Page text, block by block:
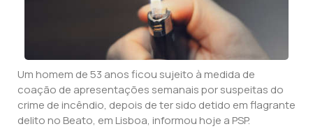
Um homem de 53 anos ficou sujeito à medida de
coação de apresentações semanais por suspeitas do
crime de incêndio, depois de ter sido detido em flagrante
delito no Beato, em Lisboa, informou hoje a PSP.